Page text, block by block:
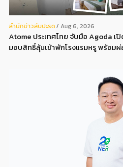
สํานักข่าวสับปะรด Aug 6, 2026
Atome ประเทศไทย จับมือ Agoda
มอบสิทธิ์ลุ้นเข้าพักโรงแรมหรู พร้อม